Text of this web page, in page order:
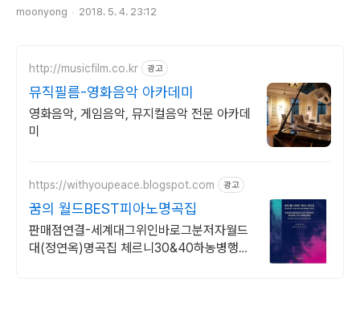
moonyong 2018. 5. 4. 23:12
http://musicfilm.co.kr 광고
뮤직필름-영화음악 아카데미
영화음악, 게임음악, 뮤지컬음악 전문 아카데
미
https://withyoupeace.blogspot.com 광고
꿈의 월드BEST피아노명곡집
판매점연결-세계대그위인바로그분저자월드
대(정연옥)명곡집 체르니30&40하농병행악